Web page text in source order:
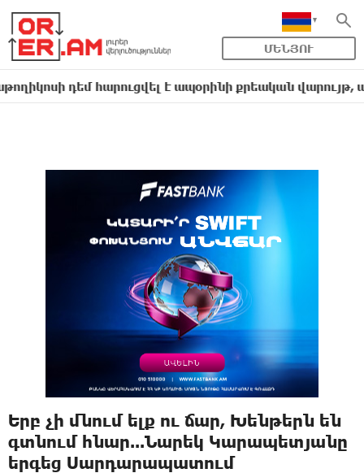
ՄԵՆՅՈՒ
դեմ հարուցվել է ապօրինի քրեական վարույթ,
Երբ չի մնում ելք ու ճար, Խենթերն են
գտնում հնար...Նարեկ Կարապետյանը
երգեց Սարդարապատում